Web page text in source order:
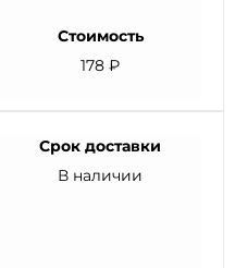
Стоимость
178 ₽
Срок доставки
В наличии